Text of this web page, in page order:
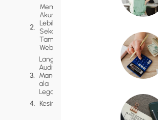
Membangun
Akuntabilitas:
Lebih dari
Sekadar
Tampilan
Website
Langkah
Audit
Mandiri
ala
Legazy
Kesimpulan